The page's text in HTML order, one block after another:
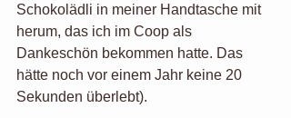
Schokolädli in meiner Handtasche mit
herum, das ich im Coop als
Dankeschön bekommen hatte. Das
hätte noch vor einem Jahr keine 20
Sekunden überlebt).